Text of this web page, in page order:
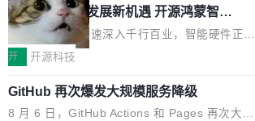
或造假。问题是，作为读者，如果你筛选出那些
看起来最令人兴奋的论文，那它们大部分都是过
度宣传的。」 这才是真正的痛点。不是所有论文
都有问题，是最吸引眼球的那批论文最有问题。
他引用的帖子来自 Mathew Shen，一位 ICLR 2
026 的读者：「看了篇 ...
的早期工程师之一，在 Grok 训练基础设施团队
工作过。近日他在 X 上发了一条帖子，列出了他
认为现代 AI 领域最重要的三个开源项目。 第一
个名字毫无悬念：Flash Attention 2。 Hieu 的
理由很具体。FA 系列不需要解释，但 FA2 是他
认为最重要的一个——复杂度恰到好处，刚好能
共商智能硬件发展新机遇 开源鸿蒙智能
硬件开发者日杭州站即将举行
随着万物智联加速深入千行百业，智能硬件正从
单点设备迈向智能化、网联化、协同化发展。作
鸿蒙通过统一技术底座和分布式能力，为不同类
型智能设备的开发、连接与互联提供关键支撑，
开 开源科技
GitHub 再次爆发大规模服务降级
8 月 6 日，GitHub Actions 和 Pages 再次大规